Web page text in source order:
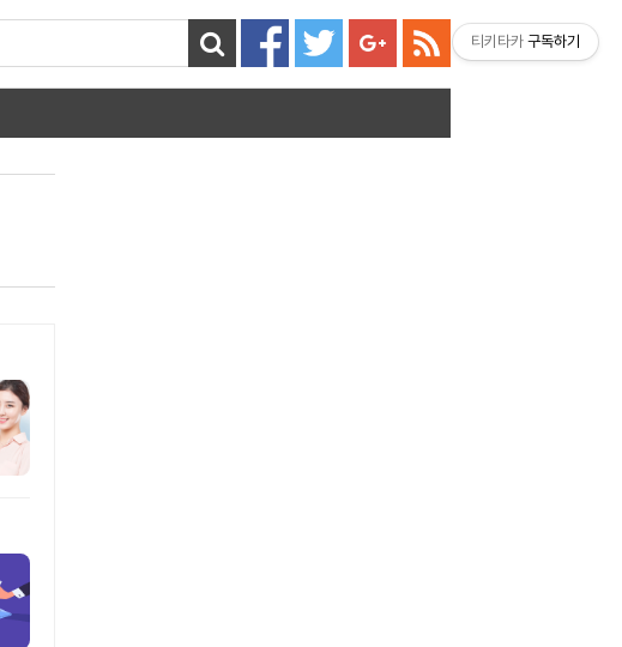
티키타카 구독하기